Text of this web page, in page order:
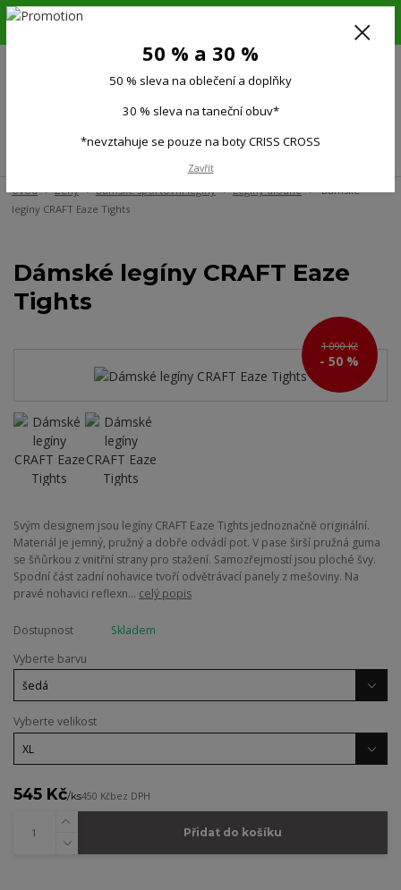
6.-16.8.26. DOVOLENÁ !!! 50 % SLEVA na všechno oblečení a doplňky !!!
(Po-Pá 9:00-15.00)
Úvod Ženy Dámské sportovní legíny Legíny dlouhé
Dámské
legíny CRAFT Eaze Tights
Dámské legíny CRAFT Eaze
Tights
1 090 Kč
- 50 %
Svým designem jsou legíny CRAFT Eaze Tights jednoznačně originální.
Materiál je jemný, pružný a dobře odvádí pot. V pase širší pružná guma
se šňůrkou z vnitřní strany pro stažení. Samozřejmostí jsou ploché švy.
Spodní část zadní nohavice tvoří odvětrávací panely z mešoviny. Na
pravé nohavici reflexn... celý popis
Dostupnost
Skladem
Vyberte barvu
Vyberte velikost
545 Kč/ks450 Kčbez DPH
Přidat do košíku
50 % a 30 %
50 % sleva na oblečení a doplňky
30 % sleva na taneční obuv*
*nevztahuje se pouze na boty CRISS CROSS
Zavřít